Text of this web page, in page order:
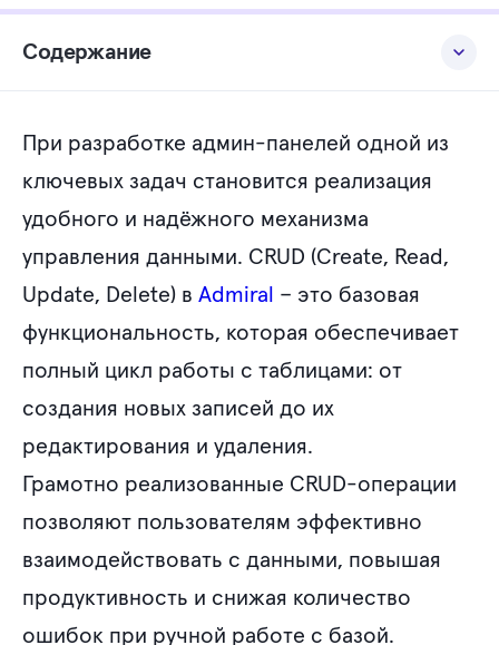
Содержание
Пример
При разработке админ-панелей одной из
ключевых задач становится реализация
удобного и надёжного механизма
управления данными. CRUD (Create, Read,
Update, Delete) в Admiral – это базовая
функциональность, которая обеспечивает
полный цикл работы с таблицами: от
создания новых записей до их
редактирования и удаления.
Грамотно реализованные CRUD-операции
позволяют пользователям эффективно
взаимодействовать с данными, повышая
продуктивность и снижая количество
ошибок при ручной работе с базой.